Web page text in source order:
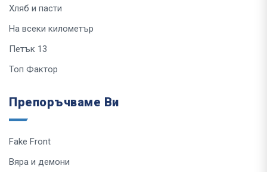
Хляб и пасти
На всеки километър
Петък 13
Топ Фактор
Препоръчваме Ви
Fake Front
Вяра и демони